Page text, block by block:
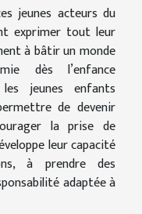
jeunes acteurs du
exprimer tout leur
à bâtir un monde
dès l’enfance
jeunes enfants
de devenir
la prise de
leur capacité
à prendre des
adaptée à